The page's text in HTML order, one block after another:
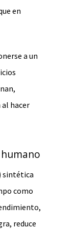
en
a un
hacer
sintética
como
reduce